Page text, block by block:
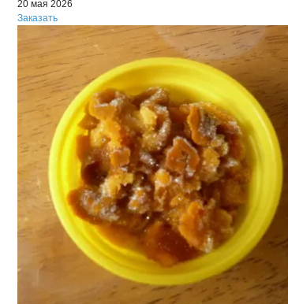
20 мая 2026
Заказать